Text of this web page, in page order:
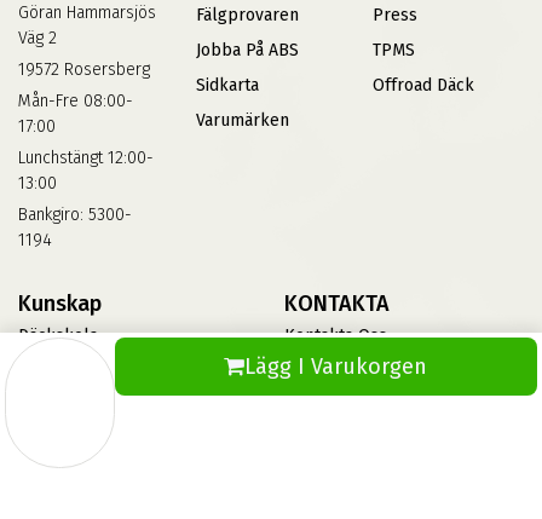
Lägg I Varukorgen
Göran Hammarsjös
Väg 2
19572 Rosersberg
Mån-Fre 08:00-
17:00
Lunchstängt 12:00-
13:00
Bankgiro: 5300-
1194
Fälgprovaren
Jobba På ABS
Sidkarta
Varumärken
Press
TPMS
Offroad Däck
Kunskap
Däckskola
Informationsbank Av Däck
Och Fälgar
KONTAKTA
Kontakta Oss
Vinterdäck